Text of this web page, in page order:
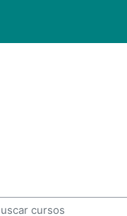
cursos